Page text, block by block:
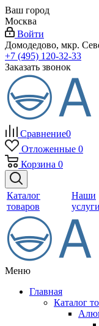
Ваш город
Москва
Войти
Домодедово, мкр.
+7 (495) 120-32-33
Заказать звонок
Сравнение0
Отложенные 0
Корзина 0
Каталог
товаров
Наши
услуги
Меню
Главная
Каталог